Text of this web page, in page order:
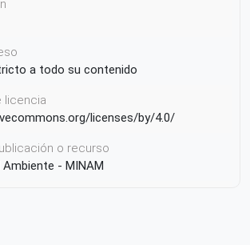
a todo su contenido
licencia
licenses/by/4.0/
o recurso
- MINAM